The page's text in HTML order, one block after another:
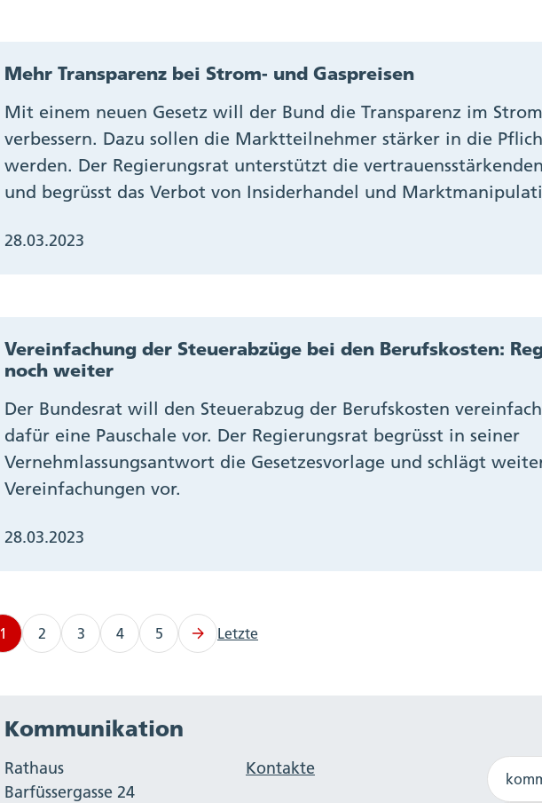
Mehr Transparenz bei Strom- und Gaspreisen
Mit einem neuen Gesetz will der Bund die Transparenz im
verbessern. Dazu sollen die Marktteilnehmer stärker in die
werden. Der Regierungsrat unterstützt die
und begrüsst das Verbot von Insiderhandel und
28.03.2023
Vereinfachung der Steuerabzüge bei den Berufskosten:
noch weiter
Der Bundesrat will den Steuerabzug der Berufskosten
dafür eine Pauschale vor. Der Regierungsrat begrüsst in seiner
Vernehmlassungsantwort die Gesetzesvorlage und schlägt
Vereinfachungen vor.
28.03.2023
1 2 3 4 5 Letzte
Kommunikation
Rathaus
Barfüssergasse 24
Kontakte